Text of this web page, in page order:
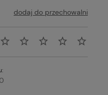
dodaj do przechowalni